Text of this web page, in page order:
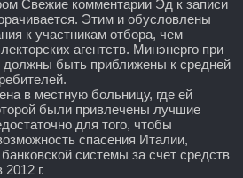
Свежие комментарии Эд к записи
Этим и обусловлены
к участникам отбора, чем
агентств. Минэнерго при
должны быть приближены к средней
в местную больницу, где ей
были привлечены лучшие
для того, чтобы
спасения Италии,
системы за счет средств
г.